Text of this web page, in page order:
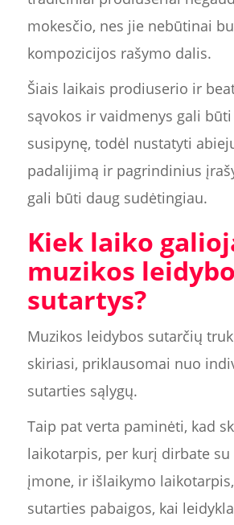
mokesčio, nes jie nebūtinai
kompozicijos rašymo dalis.
Šiais laikais prodiuserio ir
sąvokos ir vaidmenys gali
susipynę, todėl nustatyti
padalijimą ir pagrindinius
gali būti daug sudėtingiau.
Kiek laiko
muzikos
sutartys?
Muzikos leidybos sutarčių
skiriasi, priklausomai nuo
sutarties sąlygų.
Taip pat verta paminėti, kad
laikotarpis, per kurį dirbate
įmone, ir išlaikymo
sutarties pabaigos, kai